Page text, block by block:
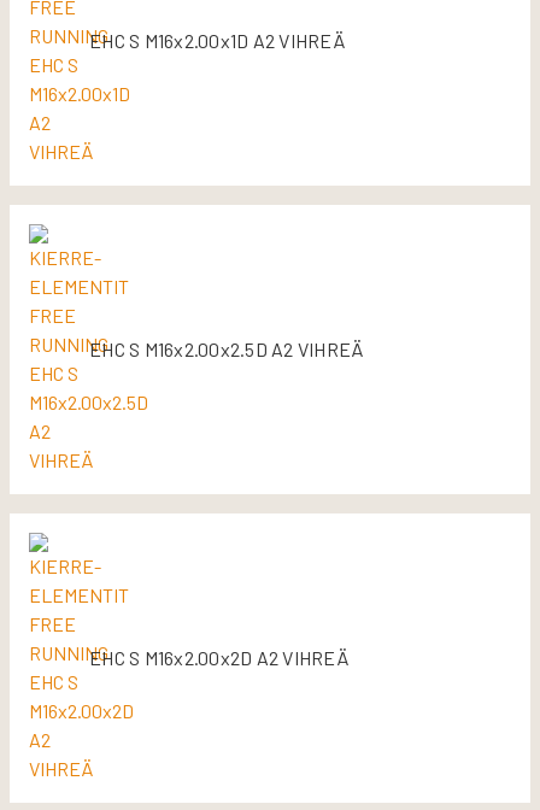
EHC S M16x2.00x1D A2 VIHREÄ
EHC S M16x2.00x2.5D A2 VIHREÄ
EHC S M16x2.00x2D A2 VIHREÄ